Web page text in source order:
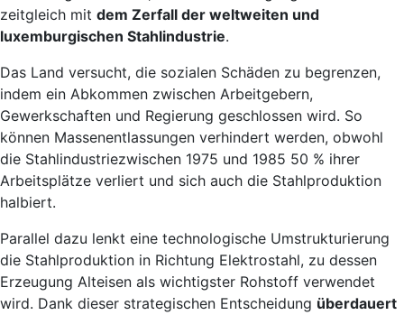
zeitgleich mit dem Zerfall der weltweiten und
luxemburgischen Stahlindustrie.
Das Land versucht, die sozialen Schäden zu begrenzen,
indem ein Abkommen zwischen Arbeitgebern,
Gewerkschaften und Regierung geschlossen wird. So
können Massenentlassungen verhindert werden, obwohl
die Stahlindustriezwischen 1975 und 1985 50 % ihrer
Arbeitsplätze verliert und sich auch die Stahlproduktion
halbiert.
Parallel dazu lenkt eine technologische Umstrukturierung
die Stahlproduktion in Richtung Elektrostahl, zu dessen
Erzeugung Alteisen als wichtigster Rohstoff verwendet
wird. Dank dieser strategischen Entscheidung überdauert